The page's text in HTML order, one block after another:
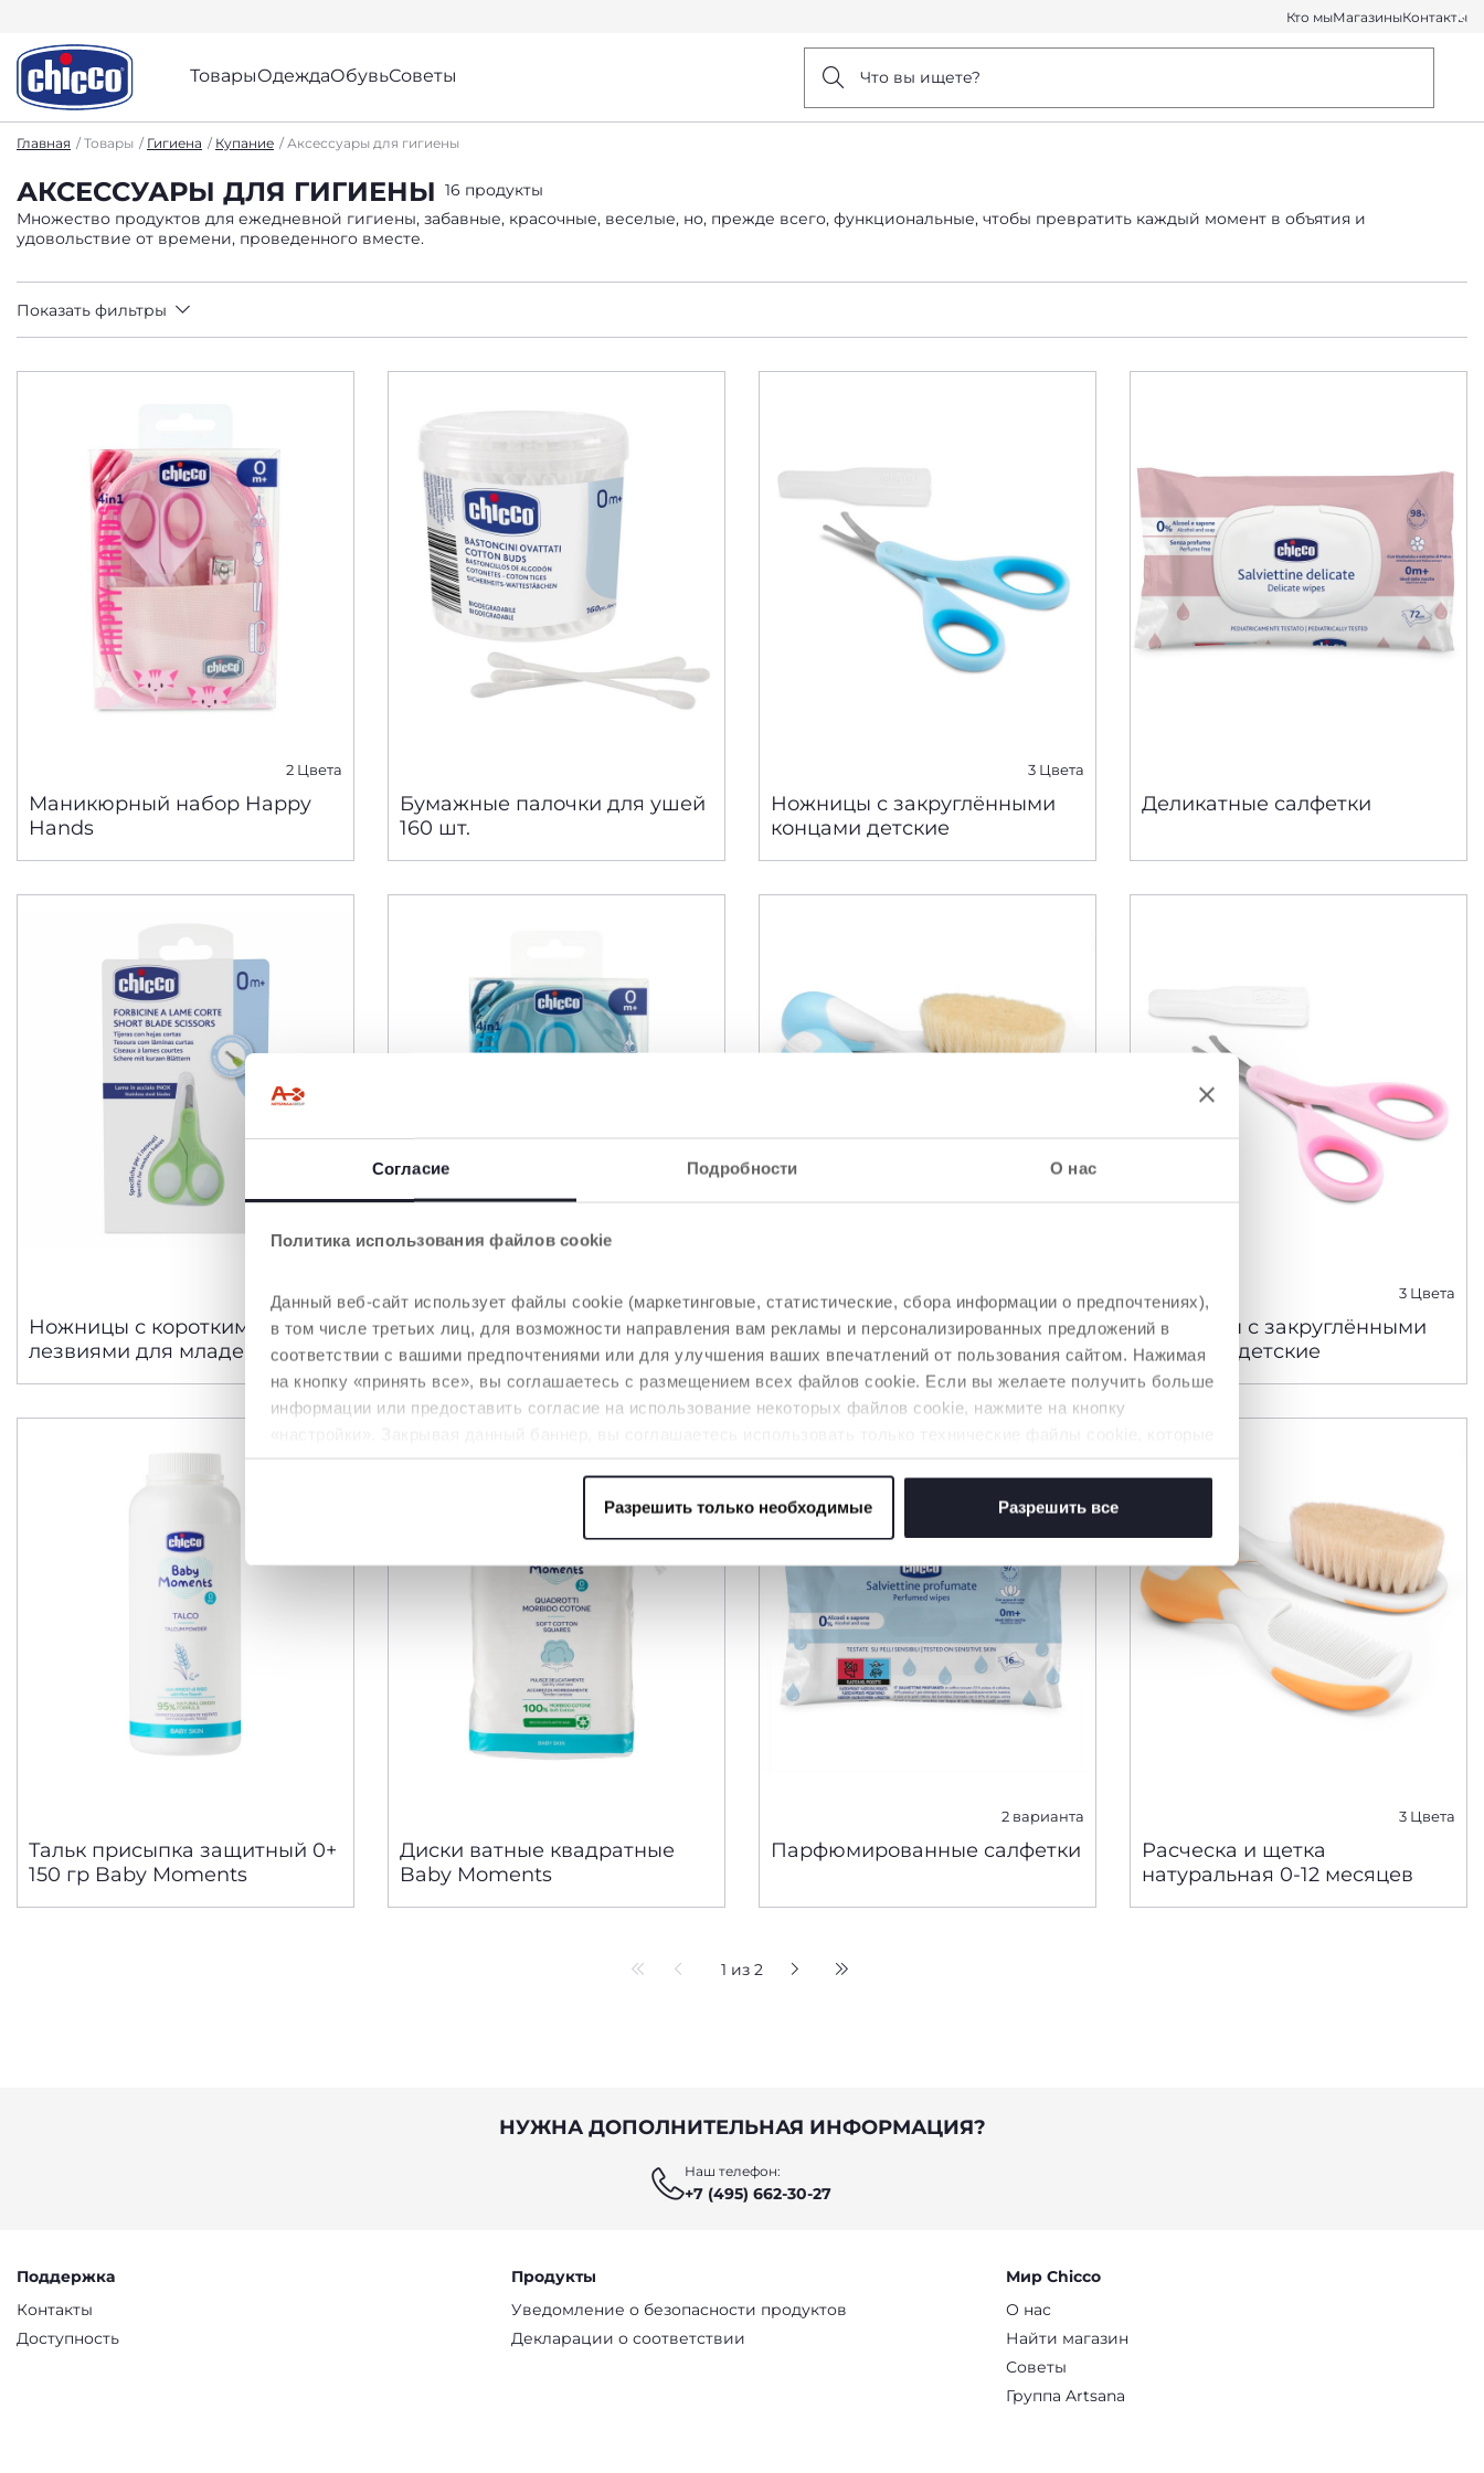
Согласие Подробности О нас
Политика использования файлов cookie
Данный веб-сайт использует файлы cookie (маркетинговые, статистические, сбора информации о предпочтениях),
в том числе третьих лиц, для возможности направления вам рекламы и персонализированных предложений в
соответствии с вашими предпочтениями или для улучшения ваших впечатлений от пользования сайтом. Нажимая
на кнопку «принять все», вы соглашаетесь с размещением всех файлов cookie. Если вы желаете получить больше
информации или предоставить согласие на использование некоторых файлов cookie, нажмите на кнопку
необходимы для запрашиваемой услуги.
Политика использования файлов cookieРазрешить только необходимые Разрешить все
Кто мыМагазиныКонтакты
ТоварыОдеждаОбувьСоветы Что вы ищете?
Главная Товары Гигиена Купание Аксессуары для гигиены
АКСЕССУАРЫ ДЛЯ ГИГИЕНЫ 16 продукты
Множество продуктов для ежедневной гигиены, забавные, красочные, веселые, но, прежде всего, функциональные, чтобы превратить каждый момент в объятия и
удовольствие от времени, проведенного вместе.
Показать фильтры
2 Цвета
Маникюрный набор Happy
Hands
Бумажные палочки для ушей
160 шт.
3 Цвета
Ножницы с закруглёнными
концами детские
Деликатные салфетки
Ножницы с короткими
лезвиями для младенцев
Маникюрный набор Happy
Hands
Расческа и щетка
натуральная 0-12 месяцев
3 Цвета
Ножницы с закруглёнными
концами детские
Тальк присыпка защитный 0+
150 гр Baby Moments
Диски ватные квадратные
Baby Moments
2 варианта
Парфюмированные салфетки
3 Цвета
Расческа и щетка
натуральная 0-12 месяцев
1 из 2
НУЖНА ДОПОЛНИТЕЛЬНАЯ ИНФОРМАЦИЯ?
Наш телефон:
+7 (495) 662-30-27
Поддержка
Контакты
Доступность
Продукты
Уведомление о безопасности продуктов
Декларации о соответствии
Мир Chicco
О нас
Найти магазин
Советы
Группа Artsana